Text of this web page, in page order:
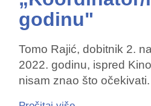
godinu"
Tomo Rajić, dobitnik 2.
2022. godinu, ispred
nisam znao što